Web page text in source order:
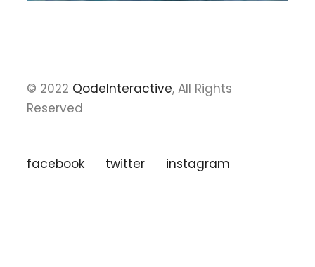
© 2022 QodeInteractive, All Rights
Reserved
facebook twitter instagram